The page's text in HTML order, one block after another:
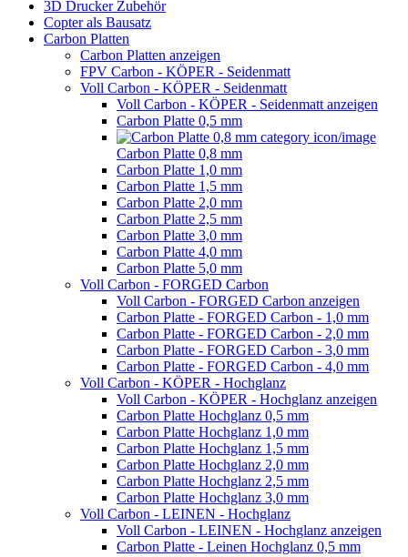
3D Drucker Zubehör
Copter als Bausatz
Carbon Platten
Carbon Platten anzeigen
FPV Carbon - KÖPER - Seidenmatt
Voll Carbon - KÖPER - Seidenmatt
Voll Carbon - KÖPER - Seidenmatt anzeigen
Carbon Platte 0,5 mm
Carbon Platte 0,8 mm
Carbon Platte 1,0 mm
Carbon Platte 1,5 mm
Carbon Platte 2,0 mm
Carbon Platte 2,5 mm
Carbon Platte 3,0 mm
Carbon Platte 4,0 mm
Carbon Platte 5,0 mm
Voll Carbon - FORGED Carbon
Voll Carbon - FORGED Carbon anzeigen
Carbon Platte - FORGED Carbon - 1,0 mm
Carbon Platte - FORGED Carbon - 2,0 mm
Carbon Platte - FORGED Carbon - 3,0 mm
Carbon Platte - FORGED Carbon - 4,0 mm
Voll Carbon - KÖPER - Hochglanz
Voll Carbon - KÖPER - Hochglanz anzeigen
Carbon Platte Hochglanz 0,5 mm
Carbon Platte Hochglanz 1,0 mm
Carbon Platte Hochglanz 1,5 mm
Carbon Platte Hochglanz 2,0 mm
Carbon Platte Hochglanz 2,5 mm
Carbon Platte Hochglanz 3,0 mm
Voll Carbon - LEINEN - Hochglanz
Voll Carbon - LEINEN - Hochglanz anzeigen
Carbon Platte - Leinen Hochglanz 0,5 mm